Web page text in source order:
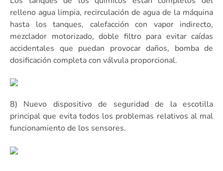
relleno agua limpia, recirculación de agua de la máquina
hasta los tanques, calefacción con vapor indirecto,
mezclador motorizado, doble filtro para evitar caídas
accidentales que puedan provocar daños, bomba de
dosificación completa con válvula proporcional.
8) Nuevo dispositivo de seguridad de la escotilla
principal que evita todos los problemas relativos al mal
funcionamiento de los sensores.